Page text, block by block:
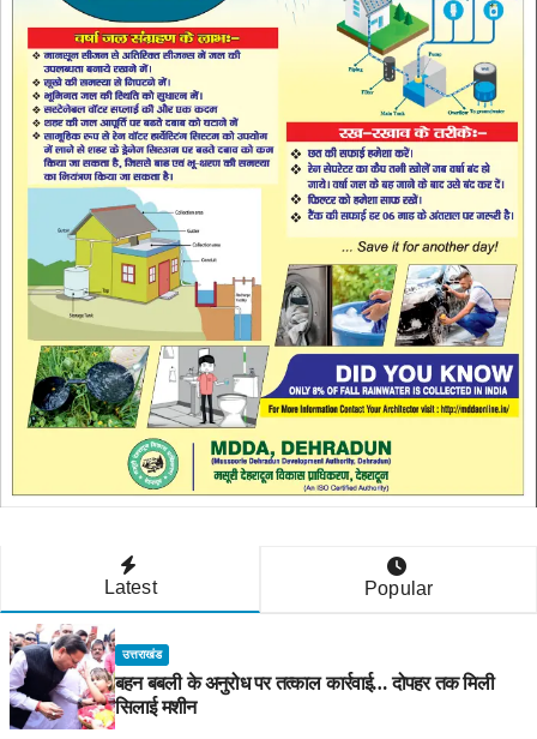
Latest Popular
उत्तराखंड
बहन बबली के अनुरोध पर तत्काल कार्रवाई… दोपहर तक मिली
सिलाई मशीन